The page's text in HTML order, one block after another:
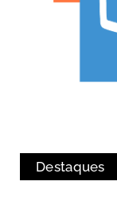
Destaques